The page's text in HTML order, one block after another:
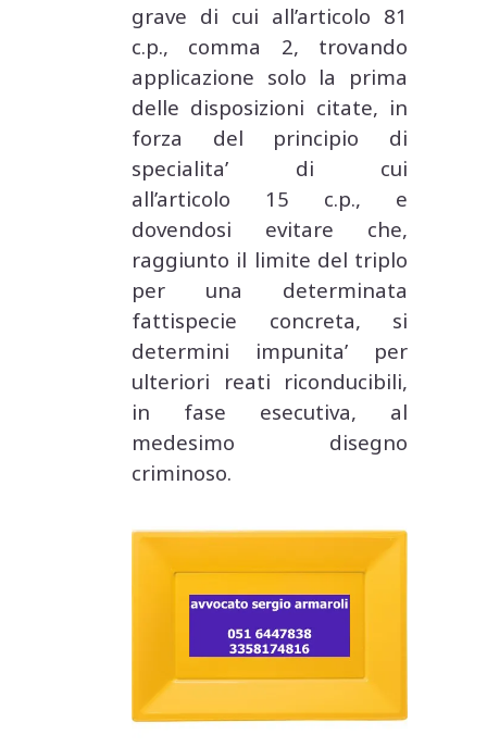
grave di cui all’articolo 81
c.p., comma 2, trovando
applicazione solo la prima
delle disposizioni citate, in
forza del principio di
specialita’ di cui
all’articolo 15 c.p., e
dovendosi evitare che,
raggiunto il limite del triplo
per una determinata
fattispecie concreta, si
determini impunita’ per
ulteriori reati riconducibili,
in fase esecutiva, al
medesimo disegno
criminoso.